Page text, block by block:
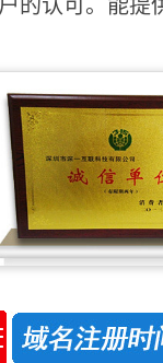
的认可。能提